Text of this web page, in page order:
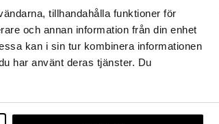
tillhandahålla funktioner för
och annan information från din enhet
kan i sin tur kombinera informationen
har använt deras tjänster. Du
Närokällan B12 1000µg
NÄROKÄLLAN
13,19 €
Närokällan GABA + L-
Teanin
NÄROKÄLLAN
17,90